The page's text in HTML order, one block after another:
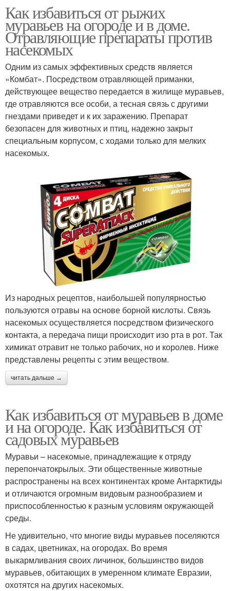
Как избавиться от рыжих
муравьев на огороде и в доме.
Отравляющие препараты против
насекомых
Одним из самых эффективных средств является
«Комбат». Посредством отравляющей приманки,
действующее вещество передается в жилище муравьев,
где отравляются все особи, а тесная связь с другими
гнездами приведет и к их заражению. Препарат
безопасен для животных и птиц, надежно закрыт
специальным корпусом, с ходами только для мелких
насекомых.
Из народных рецептов, наибольшей популярностью
пользуются отравы на основе борной кислоты. Связь
насекомых осуществляется посредством физического
контакта, а передача пищи происходит изо рта в рот. Так
химикат отравит не только рабочих, но и королев. Ниже
представлены рецепты с этим веществом.
читать дальше →
Как избавиться от муравьев в доме
и на огороде. Как избавиться от
садовых муравьев
Муравьи – насекомые, принадлежащие к отряду
перепончатокрылых. Эти общественные животные
распространены на всех континентах кроме Антарктиды
и отличаются огромным видовым разнообразием и
приспособленностью к разным условиям окружающей
среды.
Не удивительно, что многие виды муравьев поселяются
в садах, цветниках, на огородах. Во время
выкармливания своих личинок, большинство видов
муравьев, обитающих в умеренном климате Евразии,
охотятся на других насекомых.